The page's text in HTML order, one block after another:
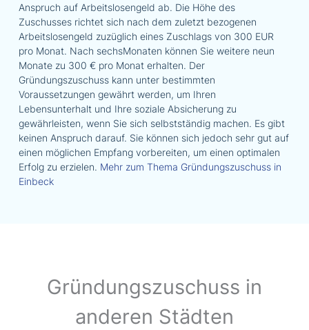
Anspruch auf Arbeitslosengeld ab. Die Höhe des
Zuschusses richtet sich nach dem zuletzt bezogenen
Arbeitslosengeld zuzüglich eines Zuschlags von 300 EUR
pro Monat. Nach sechsMonaten können Sie weitere neun
Monate zu 300 € pro Monat erhalten. Der
Gründungszuschuss kann unter bestimmten
Voraussetzungen gewährt werden, um Ihren
Lebensunterhalt und Ihre soziale Absicherung zu
gewährleisten, wenn Sie sich selbstständig machen. Es gibt
keinen Anspruch darauf. Sie können sich jedoch sehr gut auf
einen möglichen Empfang vorbereiten, um einen optimalen
Erfolg zu erzielen. Mehr zum Thema Gründungszuschuss in
Einbeck
Gründungszuschuss in
anderen Städten